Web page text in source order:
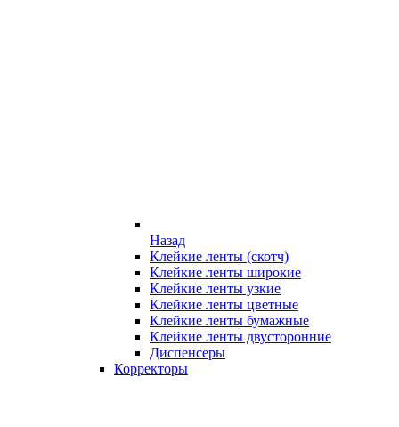
Назад
Клейкие ленты (скотч)
Клейкие ленты широкие
Клейкие ленты узкие
Клейкие ленты цветные
Клейкие ленты бумажные
Клейкие ленты двусторонние
Диспенсеры
Корректоры